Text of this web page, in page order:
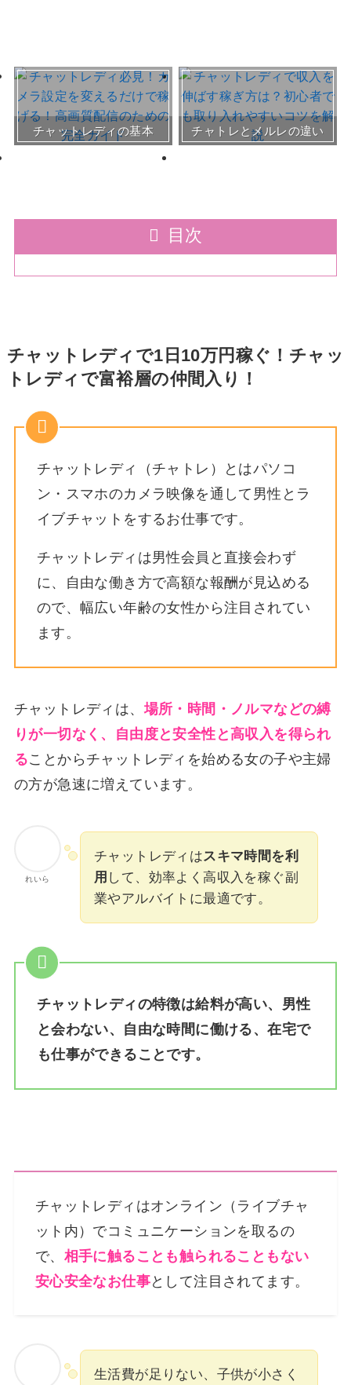
チャットレディの基本 チャトレとメルレの違い
おすすめチャトレ事務所＆
サイト
30～50代向けサイト
目次
チャットレディで1日10万円稼ぐ！チャッ
トレディで富裕層の仲間入り！
チャットレディ（チャトレ）とはパソコ
ン・スマホのカメラ映像を通して男性とラ
イブチャットをするお仕事です。
チャットレディは男性会員と直接会わず
に、自由な働き方で高額な報酬が見込める
ので、幅広い年齢の女性から注目されてい
ます。
チャットレディは、場所・時間・ノルマなどの縛
りが一切なく、自由度と安全性と高収入を得られ
ることからチャットレディを始める女の子や主婦
の方が急速に増えています。
れいら
チャットレディはスキマ時間を利
用 して、効率よく高収入を稼ぐ副
業やアルバイトに最適です。
チャットレディの特徴は給料が高い、男性
と会わない、自由な時間に働ける、在宅で
も仕事ができることです。
チャットレディはオンライン（ライブチャ
ット内）でコミュニケーションを取るの
で、 相手に触ることも触られることもない
安心安全なお仕事として注目されてます。
生活費が足りない、子供が小さく